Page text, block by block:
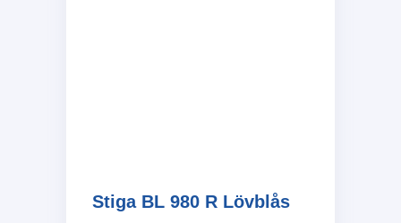
Stiga BL 980 R Lövblås